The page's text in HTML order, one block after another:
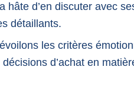
hâte d’en discuter avec
détaillants.
les critères
d’achat en